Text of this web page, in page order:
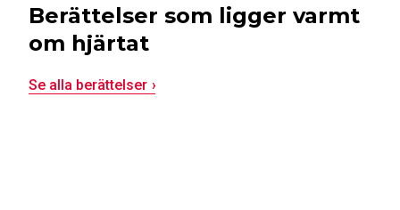
Berättelser som ligger varmt
om hjärtat
Se alla berättelser